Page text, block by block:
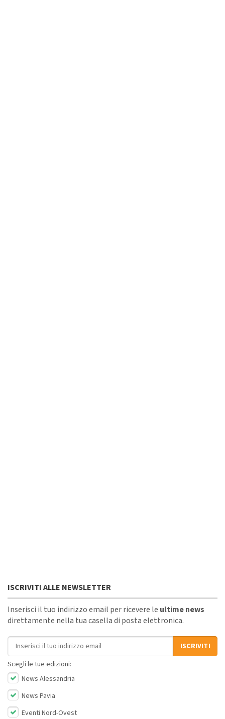
ISCRIVITI ALLE NEWSLETTER
Inserisci il tuo indirizzo email per ricevere le ultime news
direttamente nella tua casella di posta elettronica.
Indirizzo email
ISCRIVITI
Scegli le tue edizioni:
News Alessandria
News Pavia
Eventi Nord-Ovest